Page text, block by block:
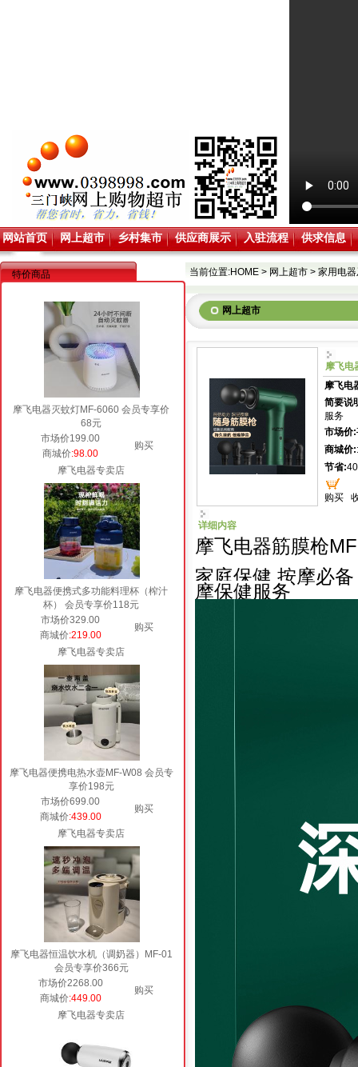
网站首页 网上超市 乡村集市 供应商展示 入驻流程 供求信息
特价商品
摩飞电器灭蚊灯MF-6060 会员专享价
68元
市场价199.00
购买
商城价:98.00
摩飞电器专卖店
摩飞电器便携式多功能料理杯（榨汁
杯） 会员专享价118元
市场价329.00
购买
商城价:219.00
摩飞电器专卖店
摩飞电器便携电热水壶MF-W08 会员专
享价198元
市场价699.00
购买
商城价:439.00
摩飞电器专卖店
摩飞电器恒温饮水机（调奶器）MF-01
会员专享价366元
市场价2268.00
购买
商城价:449.00
摩飞电器专卖店
当前位置:HOME > 网上超市 > 家用电
网上超市
摩飞电
摩飞电
简要说
服务
市场价:
商城价:
节省:
购买
详细内容
摩飞电器筋膜枪
家庭保健 按摩必
摩保健服务